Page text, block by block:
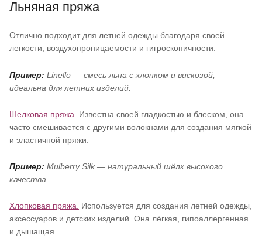
Льняная пряжа
Отлично подходит для летней одежды благодаря своей
легкости, воздухопроницаемости и гигроскопичности.
Пример: Linello — смесь льна с хлопком и вискозой,
идеальна для летних изделий.
Шелковая пряжа . Известна своей гладкостью и блеском, она
часто смешивается с другими волокнами для создания мягкой
и эластичной пряжи.
Пример: Mulberry Silk — натуральный шёлк высокого
качества.
Хлопковая пряжа. Используется для создания летней одежды,
аксессуаров и детских изделий. Она лёгкая, гипоаллергенная
и дышащая.